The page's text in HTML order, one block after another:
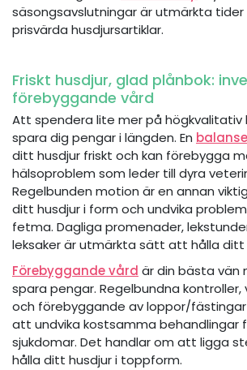
säsongsavslutningar är utmärkta
prisvärda husdjursartiklar.
Friskt husdjur, glad plånbok:
förebyggande vård
Att spendera lite mer på högkvalitativ
spara dig pengar i längden. En
ditt husdjur friskt och kan förebygga
hälsoproblem som leder till dyra
Regelbunden motion är en annan
ditt husdjur i form och undvika
fetma. Dagliga promenader,
leksaker är utmärkta sätt att hålla ditt
Förebyggande vård är din bästa vän
spara pengar. Regelbundna
och förebyggande av loppor/fästingar
att undvika kostsamma behandlingar
sjukdomar. Det handlar om att ligga
hålla ditt husdjur i toppform.